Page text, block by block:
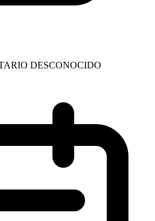
DESCONOCIDO